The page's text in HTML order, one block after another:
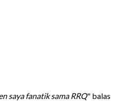
saya fanatik sama RRQ" balas